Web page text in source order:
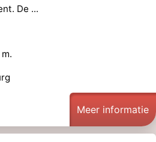
De ...
Meer informatie